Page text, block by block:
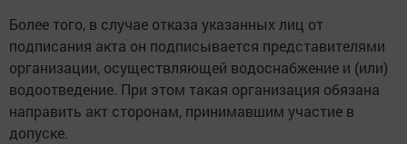
Более того, в случае отказа указанных лиц от
подписания акта он подписывается представителями
организации, осуществляющей водоснабжение и (или)
водоотведение. При этом такая организация обязана
направить акт сторонам, принимавшим участие в
допуске.